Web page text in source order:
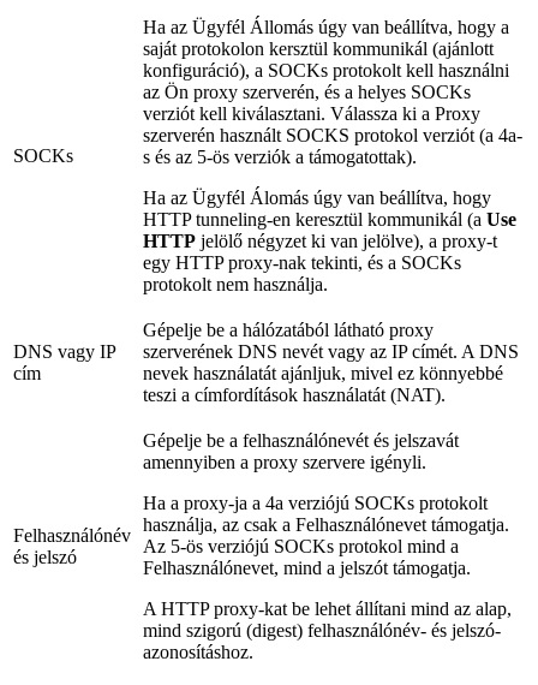
SOCKs
Ha az Ügyfél Állomás úgy van beállítva, hogy a
saját protokolon kersztül kommunikál (ajánlott
konfiguráció), a SOCKs protokolt kell használni
az Ön proxy szerverén, és a helyes SOCKs
verziót kell kiválasztani. Válassza ki a Proxy
szerverén használt SOCKS protokol verziót (a 4a-
s és az 5-ös verziók a támogatottak).
Ha az Ügyfél Álomás úgy van beállítva, hogy
HTTP tunneling-en keresztül kommunikál (a Use
HTTP jelölő négyzet ki van jelölve), a proxy-t
egy HTTP proxy-nak tekinti, és a SOCKs
protokolt nem használja.
DNS vagy IP
cím
Gépelje be a hálózatából látható proxy
szerverének DNS nevét vagy az IP címét. A DNS
nevek használatát ajánljuk, mivel ez könnyebbé
teszi a címfordítások használatát (NAT).
Felhasználónév
és jelszó
Gépelje be a felhasználónevét és jelszavát
amennyiben a proxy szervere igényli.
Ha a proxy-ja a 4a verziójú SOCKs protokolt
használja, az csak a Felhasználónevet támogatja.
Az 5-ös verziójú SOCKs protokol mind a
Felhasználónevet, mind a jelszót támogatja.
A HTTP proxy-kat be lehet állítani mind az alap,
mind szigorú (digest) felhasználónév- és jelszó-
azonosításhoz.